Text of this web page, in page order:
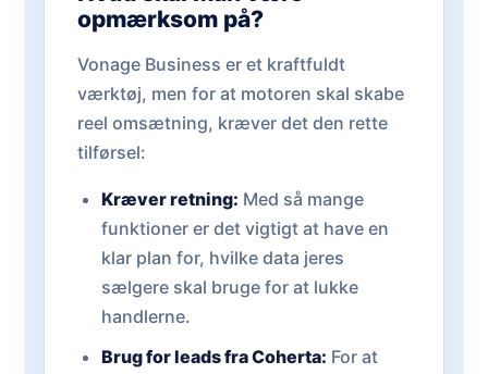
opmærksom på?
Vonage Business er et kraftfuldt
værktøj, men for at motoren skal skabe
reel omsætning, kræver det den rette
tilførsel:
Kræver retning: Med så mange
funktioner er det vigtigt at have en
klar plan for, hvilke data jeres
sælgere skal bruge for at lukke
handlerne.
Brug for leads fra Coherta: For at